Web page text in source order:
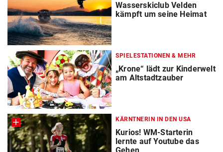
Wasserskiclub Velden
kämpft um seine Heimat
SPIELESTATIONEN & MEHR
„Krone“ lädt zur Kinderwelt
am Altstadtzauber
KÄRNTNERIN IN DEN USA
Kurios! WM-Starterin
lernte auf Youtube das